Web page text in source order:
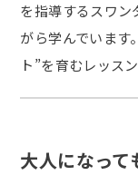
を指導するスワン
がら学んでいます
ト”を育むレッス
大人になっ